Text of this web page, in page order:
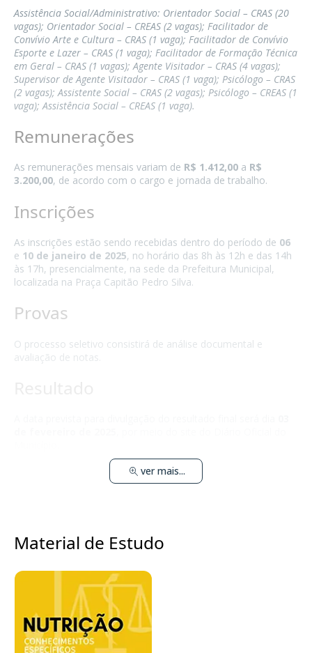
Assistência Social/Administrativo: Orientador Social – CRAS (20
vagas); Orientador Social – CREAS (2 vagas); Facilitador de
Convívio Arte e Cultura – CRAS (1 vaga); Facilitador de Convívio
Esporte e Lazer – CRAS (1 vaga); Facilitador de Formação Técnica
em Geral – CRAS (1 vagas); Agente Visitador – CRAS (4 vagas);
Supervisor de Agente Visitador – CRAS (1 vaga); Psicólogo – CRAS
(2 vagas); Assistente Social – CRAS (2 vagas); Psicólogo – CREAS (1
vaga); Assistência Social – CREAS (1 vaga).
Remunerações
As remunerações mensais variam de R$ 1.412,00 a R$
3.200,00, de acordo com o cargo e jornada de trabalho.
Inscrições
As inscrições estão sendo recebidas dentro do período de 06
e 10 de janeiro de 2025, no horário das 8h às 12h e das 14h
às 17h, presencialmente, na sede da Prefeitura Municipal,
localizada na Praça Capitão Pedro Silva.
Provas
O processo seletivo consistirá de análise documental e
avaliação de notas.
ver mais...
Material de Estudo